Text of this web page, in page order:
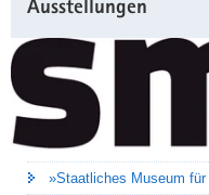
Ausstellungen
»Staatliches Museum